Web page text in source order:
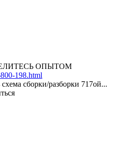
ОПЫТОМ
198.html
сборки/разборки 717ой...